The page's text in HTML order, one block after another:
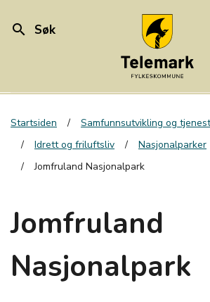
search Søk
Startsiden Samfunnsutvikling og
Idrett og friluftsliv
Nasjonalparker
Jomfruland Nasjonalpark
Jomfruland
Nasjonalpark